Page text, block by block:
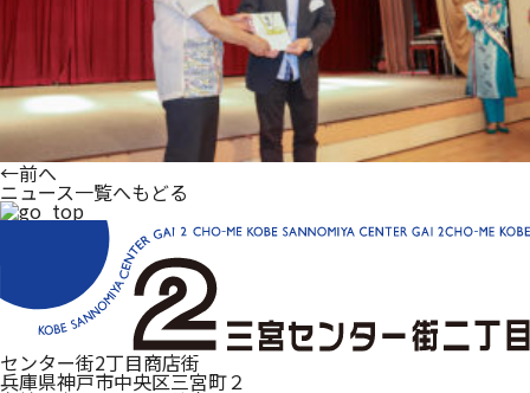
←前へ
ニュース一覧へもどる
センター街2丁目商店街
兵庫県神戸市中央区三宮町２